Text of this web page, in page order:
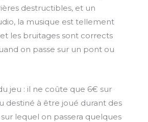
destructibles, et un
la musique est tellement
les bruitages sont corrects
on passe sur un pont ou
jeu : il ne coûte que 6€ sur
destiné à être joué durant des
lequel on passera quelques